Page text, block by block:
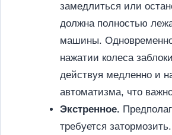
замедлиться или
должна полностью
машины. Одновременно
нажатии колеса
действуя медленно и
автоматизма, что
Экстренное.
требуется